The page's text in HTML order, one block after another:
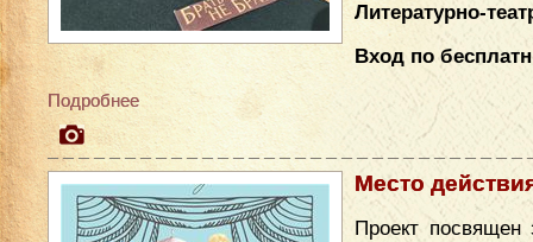
Литературно-
Вход по
Подробнее
Место
Проект